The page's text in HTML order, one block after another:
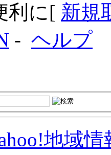
利に[ 新規
- ヘルプ
地域